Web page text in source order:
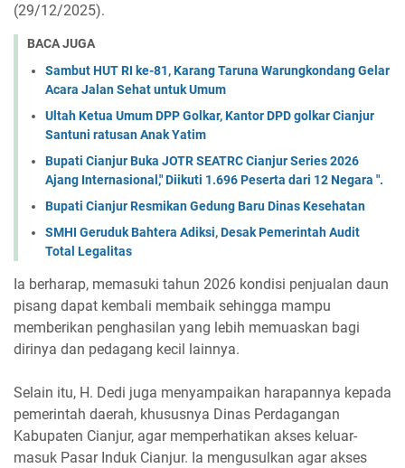
(29/12/2025).
BACA JUGA
Sambut HUT RI ke-81, Karang Taruna Warungkondang Gelar
Acara Jalan Sehat untuk Umum
Ultah Ketua Umum DPP Golkar, Kantor DPD golkar Cianjur
Santuni ratusan Anak Yatim
Bupati Cianjur Buka JOTR SEATRC Cianjur Series 2026
Ajang Internasional," Diikuti 1.696 Peserta dari 12 Negara ".
Bupati Cianjur Resmikan Gedung Baru Dinas Kesehatan
SMHI Geruduk Bahtera Adiksi, Desak Pemerintah Audit
Total Legalitas
Ia berharap, memasuki tahun 2026 kondisi penjualan daun
pisang dapat kembali membaik sehingga mampu
memberikan penghasilan yang lebih memuaskan bagi
dirinya dan pedagang kecil lainnya.
Selain itu, H. Dedi juga menyampaikan harapannya kepada
pemerintah daerah, khususnya Dinas Perdagangan
Kabupaten Cianjur, agar memperhatikan akses keluar-
masuk Pasar Induk Cianjur. Ia mengusulkan agar akses